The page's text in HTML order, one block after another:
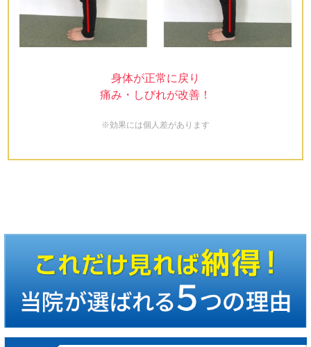
身体が正常に戻り
痛み・しびれが改善！
※効果には個人差があります